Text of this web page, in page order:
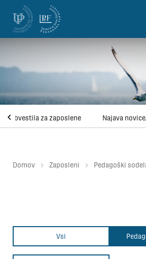
Skoči na vsebino
Obvestila za zaposlene Najava
Domov Zaposleni Pedagoški
Vsi